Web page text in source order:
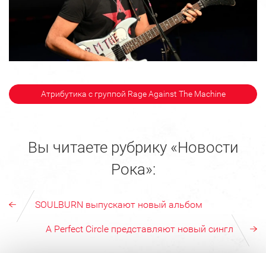
Атрибутика с группой Rage Against The Machine
Вы читаете рубрику «Новости
Рока»:
SOULBURN выпускают новый альбом
A Perfect Circle представляют новый сингл